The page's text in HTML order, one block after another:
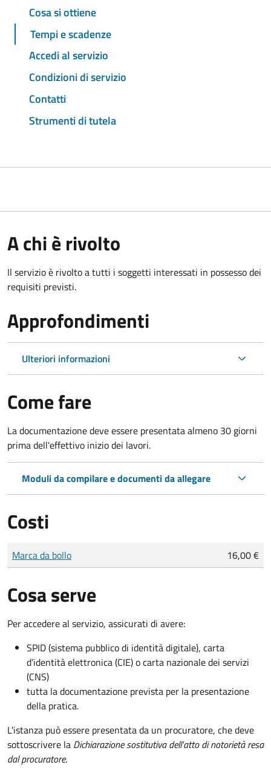
Cosa si ottiene
Tempi e scadenze
Accedi al servizio
Condizioni di servizio
Contatti
Strumenti di tutela
A chi è rivolto
Il servizio è rivolto a tutti i soggetti interessati in possesso dei
requisiti previsti.
Approfondimenti
Ulteriori informazioni
Come fare
La documentazione deve essere presentataalmeno 30 giorni
prima dell'effettivo inizio dei lavori.
Moduli da compilare e documenti da allegare
Costi
Tipo di pagamento
Importo
Marca da bollo 16,00 €
Cosa serve
Per accedere al servizio, assicurati di avere:
SPID (sistema pubblico di identità digitale), carta
d’identità elettronica (CIE) o carta nazionale dei servizi
(CNS)
tutta la documentazione prevista per la presentazione
della pratica.
L'istanza può essere presentata da un procuratore, che deve
sottoscrivere la Dichiarazione sostitutiva dell'atto di notorietà resa
dal procuratore.